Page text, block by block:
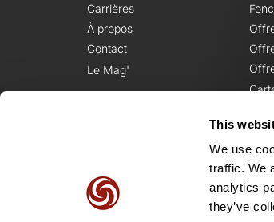
This
We use
traffic. We
analytics
they’ve
Carrières
À propos
Contact
Le Mag'